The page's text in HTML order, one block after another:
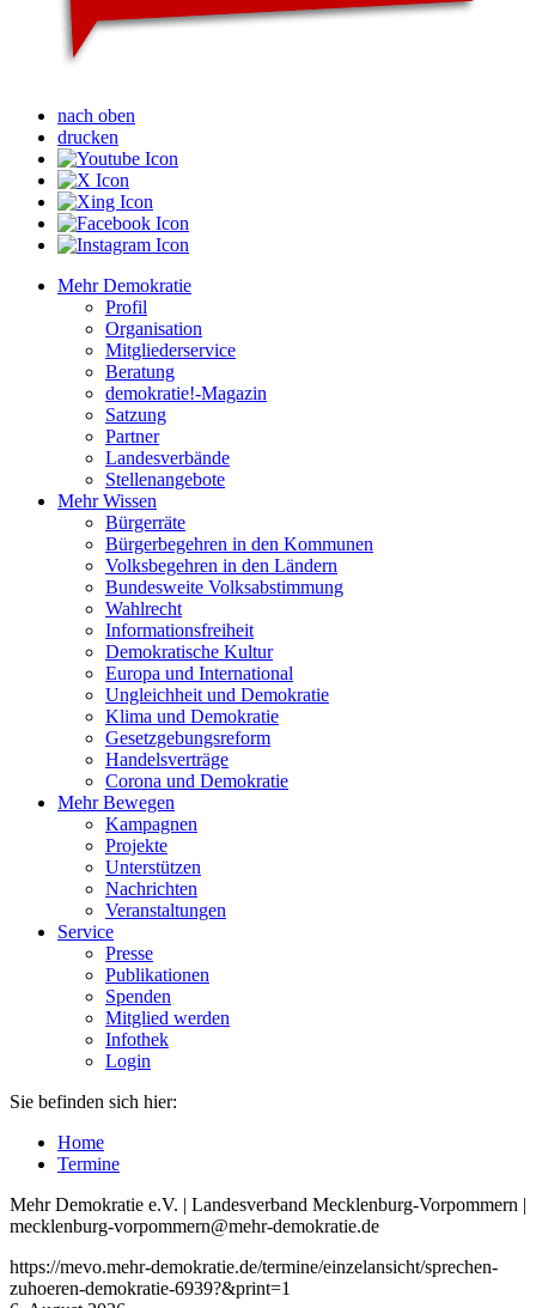
nach oben
drucken
Mehr Demokratie
Profil
Organisation
Mitgliederservice
Beratung
demokratie!-Magazin
Satzung
Partner
Landesverbände
Stellenangebote
Mehr Wissen
Bürgerräte
Bürgerbegehren in den Kommunen
Volksbegehren in den Ländern
Bundesweite Volksabstimmung
Wahlrecht
Informationsfreiheit
Demokratische Kultur
Europa und International
Ungleichheit und Demokratie
Klima und Demokratie
Gesetzgebungsreform
Handelsverträge
Corona und Demokratie
Mehr Bewegen
Kampagnen
Projekte
Unterstützen
Nachrichten
Veranstaltungen
Service
Presse
Publikationen
Spenden
Mitglied werden
Infothek
Login
Sie befinden sich hier:
Home
Termine
Mehr Demokratie e.V. | Landesverband Mecklenburg-Vorpommern |
mecklenburg-vorpommern@mehr-demokratie.de
https://mevo.mehr-demokratie.de/termine/einzelansicht/sprechen-
zuhoeren-demokratie-6939?&print=1